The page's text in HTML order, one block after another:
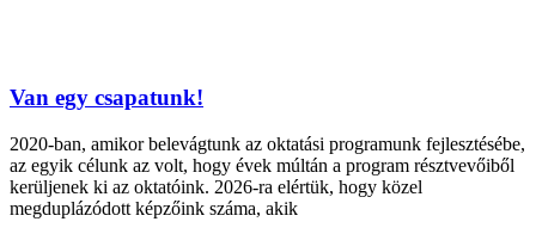
Van egy csapatunk!
2020-ban, amikor belevágtunk az oktatási programunk fejlesztésébe,
az egyik célunk az volt, hogy évek múltán a program résztvevőiből
kerüljenek ki az oktatóink. 2026-ra elértük, hogy közel
megduplázódott képzőink száma, akik